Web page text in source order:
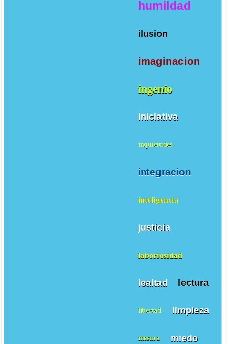
humildad
ilusion
imaginacion
ingenio
iniciativa
inquietudes
integracion
inteligencia
justicia
laboriosidad
lealtad lectura
libertad limpieza
mesura miedo